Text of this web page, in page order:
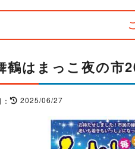
鶴はまっこ夜の市
2025/06/27